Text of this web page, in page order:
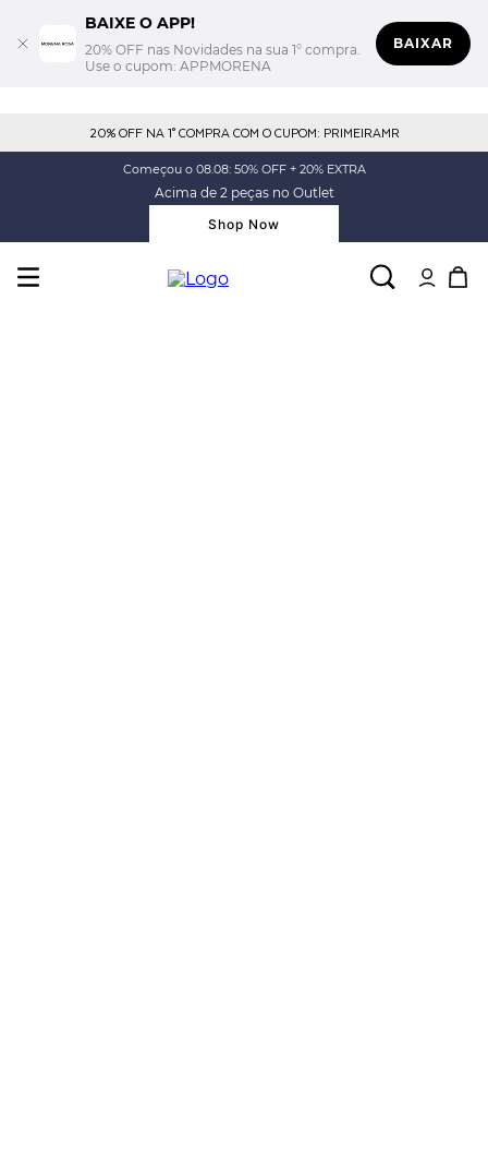
BAIXE O APP!
20% OFF nas Novidades na sua 1° compra.
Use o cupom: APPMORENA
BAIXAR
20% OFF NA 1° COMPRA COM O CUPOM: PRIMEIRAMR
Começou o 08.08: 50% OFF + 20% EXTRA
Acima de 2 peças no Outlet
Shop Now